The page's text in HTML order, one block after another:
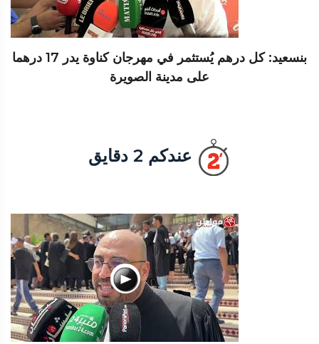
بنسعيد: كل درهم يُستثمر في مهرجان كناوة يدر 17 درهما
على مدينة الصويرة
عندكم 2 دقايق